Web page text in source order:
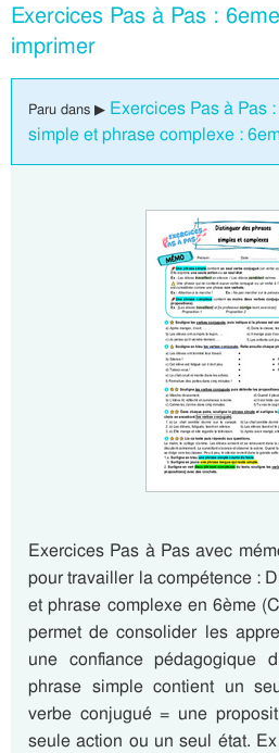
Exercices Pas à Pas :
imprimer
Paru dans ▶ Exercices Pas à Pas
simple et phrase complexe :
Exercices Pas à Pas avec
pour travailler la compétence :
et phrase complexe en 6ème
permet de consolider les
une confiance pédagogique
phrase simple contient un
verbe conjugué = une
seule action ou un seul état.